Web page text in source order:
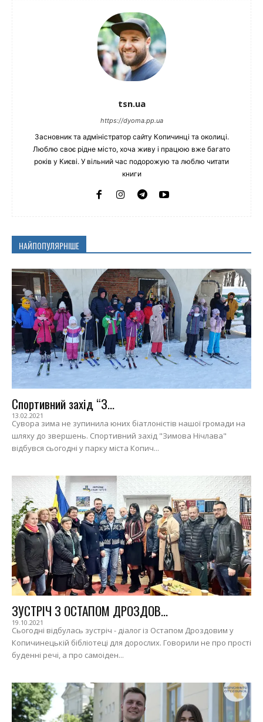
tsn.ua
https://dyoma.pp.ua
Засновник та адміністратор сайту Копичинці та околиці.
Люблю своє рідне місто, хоча живу і працюю вже багато
років у Києві. У вільний час подорожую та люблю читати
книги
НАЙПОПУЛЯРНІШЕ
Спортивний захід “З...
13.02.2021
Сувора зима не зупинила юних біатлоністів нашої громади на
шляху до звершень. Спортивний захід "Зимова Нічлава"
відбувся сьогодні у парку міста Копич...
ЗУСТРІЧ З ОСТАПОМ ДРОЗДОВ...
19.10.2021
Сьогодні відбулась зустріч - діалог із Остапом Дроздовим у
Копичинецькій бібліотеці для дорослих. Говорили не про прості
буденні речі, а про самоіден...